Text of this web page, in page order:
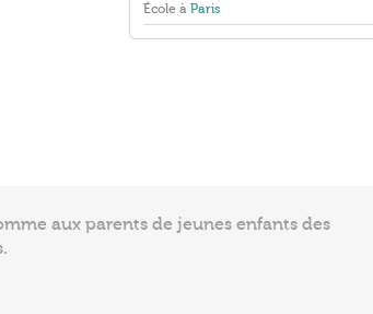
École à Paris
aux parents de jeunes enfants des